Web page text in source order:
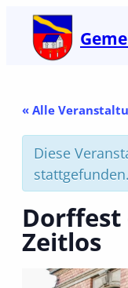
« Alle
Diese
stattgefunden.
Dorffest
Zeitlos